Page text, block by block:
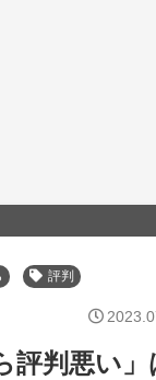
評判
評判悪い